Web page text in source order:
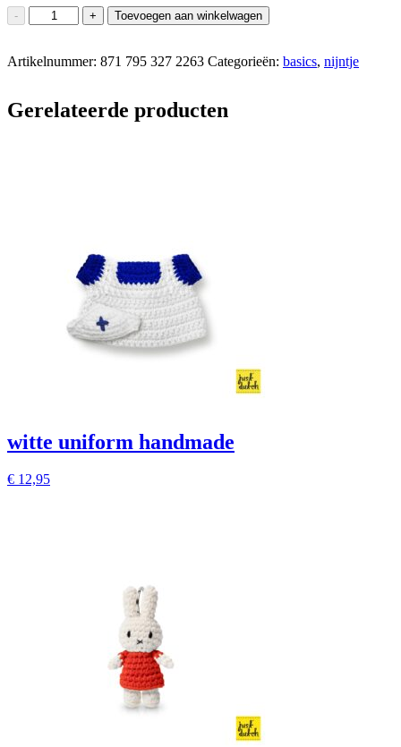
-
nijntje
handmade
haar
+
+ Toevoegen aan winkelwagen
Artikelnummer: 871 795 327 2263 Categorieën: basics, nijntje
Gerelateerde producten
witte uniform handmade
€ 12,95